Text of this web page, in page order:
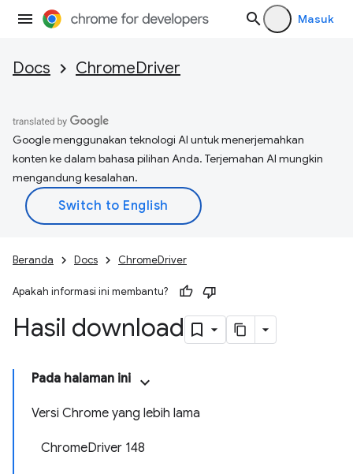
Masuk
Docs ChromeDriver
Google menggunakan teknologi AI untuk menerjemahkan
konten ke dalam bahasa pilihan Anda. Terjemahan AI mungkin
mengandung kesalahan.
Beranda Docs ChromeDriver
Apakah informasi ini membantu?
Hasil download
Pada halaman ini
Versi Chrome yang lebih lama
ChromeDriver 148